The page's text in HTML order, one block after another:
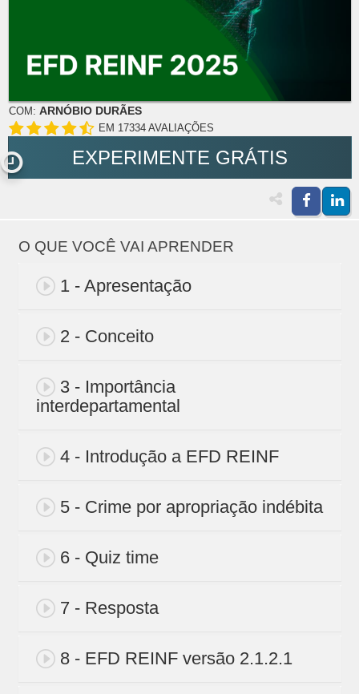
COM: ARNÓBIO DURÃES
EM 17334 AVALIAÇÕES
EXPERIMENTE GRÁTIS
O QUE VOCÊ VAI APRENDER
1 - Apresentação
2 - Conceito
3 - Importância
interdepartamental
4 - Introdução a EFD REINF
5 - Crime por apropriação indébita
6 - Quiz time
7 - Resposta
8 - EFD REINF versão 2.1.2.1